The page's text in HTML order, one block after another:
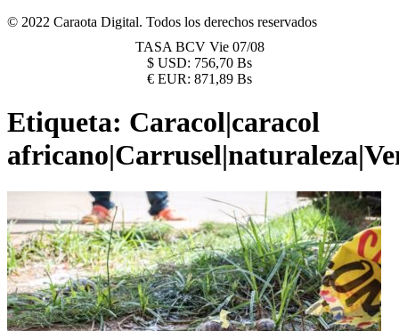
© 2022 Caraota Digital. Todos los derechos reservados
TASA BCV Vie 07/08
$ USD: 756,70 Bs
€ EUR: 871,89 Bs
Etiqueta: Caracol|caracol